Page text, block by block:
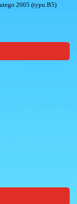
2005 (typu B5)